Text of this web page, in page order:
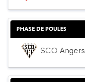
PHASE DE POULES
SCO Angers